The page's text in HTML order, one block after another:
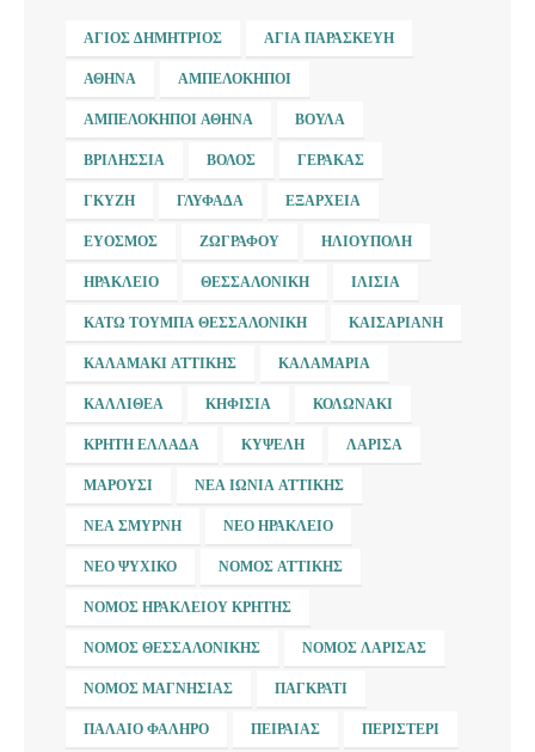
ΆΓΙΟΣ ΔΗΜΉΤΡΙΟΣ ΑΓΊΑ ΠΑΡΑΣΚΕΥΉ
ΑΘΉΝΑ ΑΜΠΕΛΌΚΗΠΟΙ
ΑΜΠΕΛΌΚΗΠΟΙ ΑΘΉΝΑ ΒΟΎΛΑ
ΒΡΙΛΉΣΣΙΑ ΒΌΛΟΣ ΓΈΡΑΚΑΣ
ΓΚΎΖΗ ΓΛΥΦΆΔΑ ΕΞΆΡΧΕΙΑ
ΕΎΟΣΜΟΣ ΖΩΓΡΆΦΟΥ ΗΛΙΟΎΠΟΛΗ
ΗΡΆΚΛΕΙΟ ΘΕΣΣΑΛΟΝΊΚΗ ΙΛΊΣΙΑ
ΚΆΤΩ ΤΟΎΜΠΑ ΘΕΣΣΑΛΟΝΊΚΗ ΚΑΙΣΑΡΙΑΝΉ
ΚΑΛΑΜΆΚΙ ΑΤΤΙΚΉΣ ΚΑΛΑΜΑΡΙΆ
ΚΑΛΛΙΘΈΑ ΚΗΦΙΣΙΆ ΚΟΛΩΝΆΚΙ
ΚΡΉΤΗ ΕΛΛΆΔΑ ΚΥΨΈΛΗ ΛΆΡΙΣΑ
ΜΑΡΟΎΣΙ ΝΈΑ ΙΩΝΊΑ ΑΤΤΙΚΉΣ
ΝΈΑ ΣΜΎΡΝΗ ΝΈΟ ΗΡΆΚΛΕΙΟ
ΝΈΟ ΨΥΧΙΚΌ ΝΟΜΌΣ ΑΤΤΙΚΉΣ
ΝΟΜΌΣ ΗΡΑΚΛΕΊΟΥ ΚΡΉΤΗΣ
ΝΟΜΌΣ ΘΕΣΣΑΛΟΝΊΚΗΣ ΝΟΜΌΣ ΛΆΡΙΣΑΣ
ΝΟΜΌΣ ΜΑΓΝΗΣΊΑΣ ΠΑΓΚΡΆΤΙ
ΠΑΛΑΙΌ ΦΆΛΗΡΟ ΠΕΙΡΑΙΆΣ ΠΕΡΙΣΤΈΡΙ